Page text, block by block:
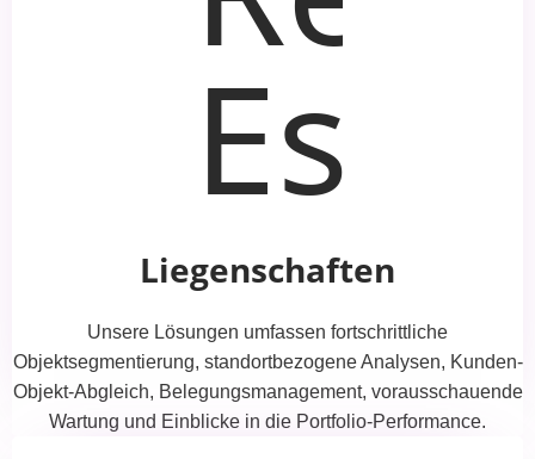
Liegenschaften
Unsere Lösungen umfassen fortschrittliche
Objektsegmentierung, standortbezogene Analysen, Kunden-
Objekt-Abgleich, Belegungsmanagement, vorausschauende
Wartung und Einblicke in die Portfolio-Performance.